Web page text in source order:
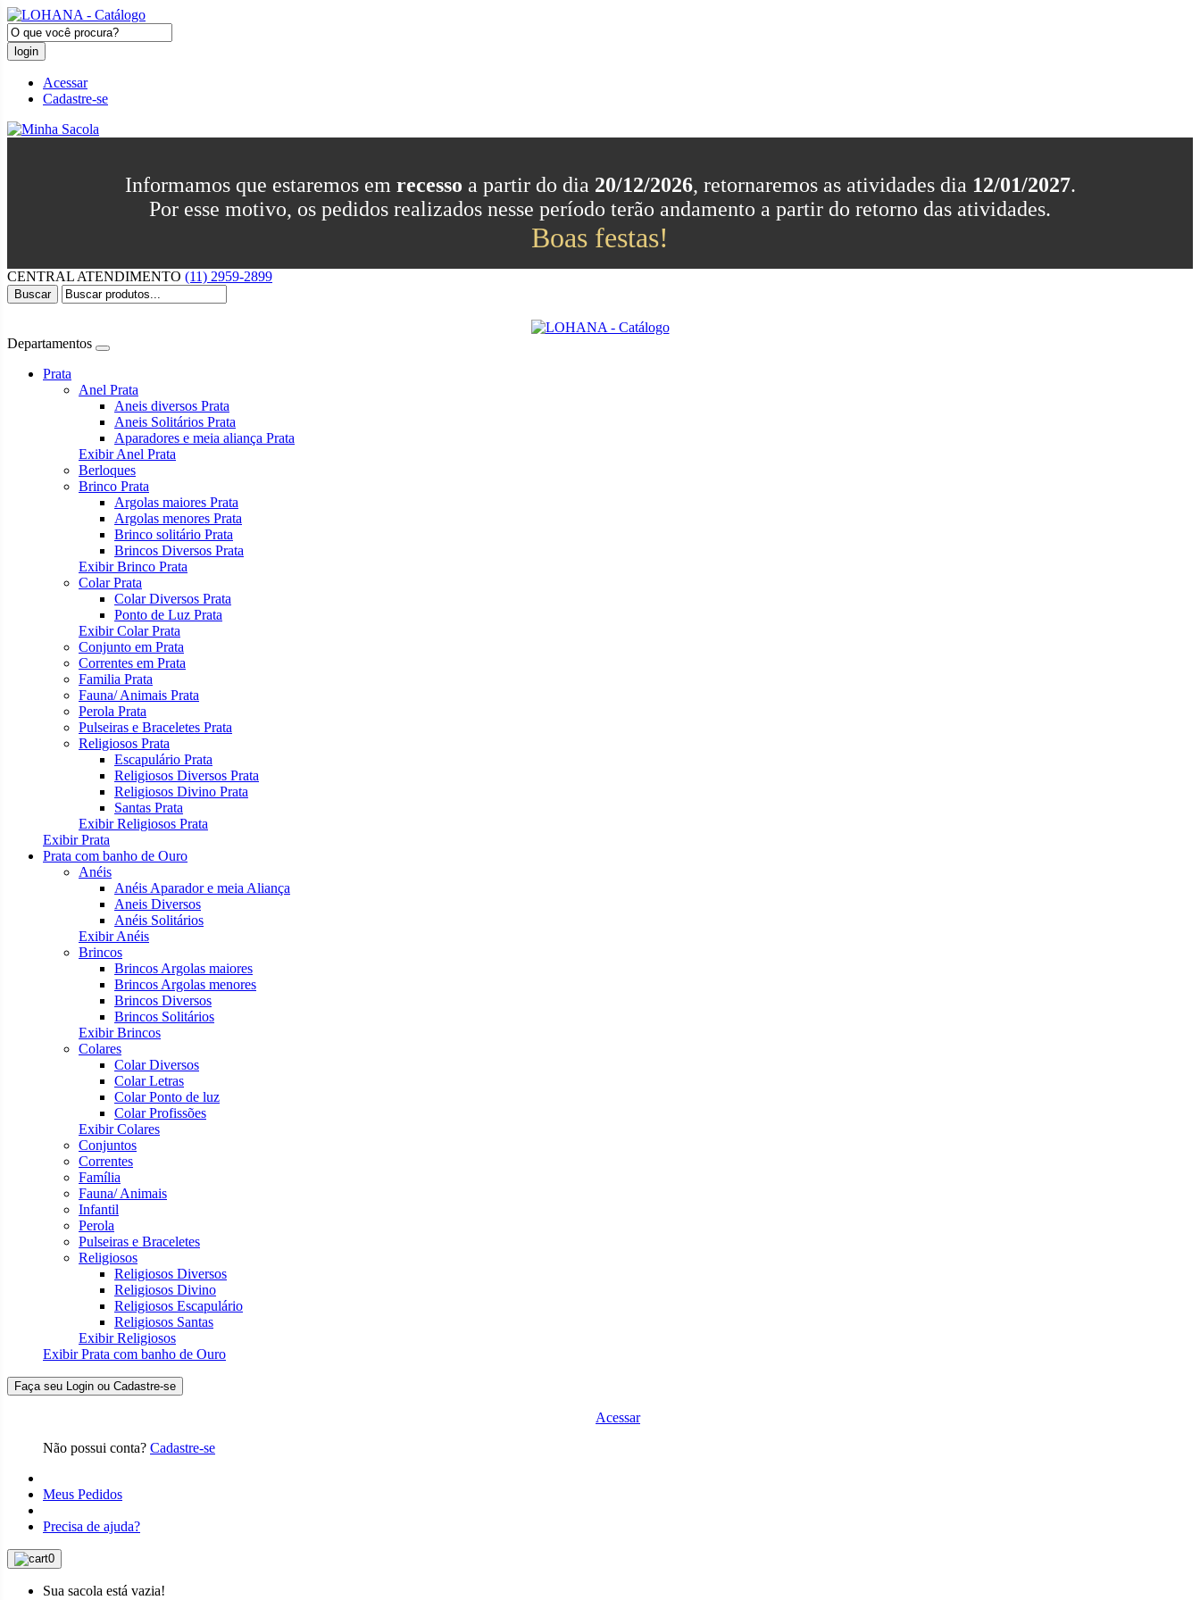
login
Acessar
Cadastre-se
Informamos que estaremos em recesso a partir do dia 20/12/2026, retornaremos as atividades dia 12/01/2027.
Por esse motivo, os pedidos realizados nesse período terão andamento a partir do retorno das atividades.
Boas festas!
CENTRAL ATENDIMENTO (11) 2959-2899
Buscar
Departamentos
Prata
Anel Prata
Aneis diversos Prata
Aneis Solitários Prata
Aparadores e meia aliança Prata
Exibir Anel Prata
Berloques
Brinco Prata
Argolas maiores Prata
Argolas menores Prata
Brinco solitário Prata
Brincos Diversos Prata
Exibir Brinco Prata
Colar Prata
Colar Diversos Prata
Ponto de Luz Prata
Exibir Colar Prata
Conjunto em Prata
Correntes em Prata
Familia Prata
Fauna/ Animais Prata
Perola Prata
Pulseiras e Braceletes Prata
Religiosos Prata
Escapulário Prata
Religiosos Diversos Prata
Religiosos Divino Prata
Santas Prata
Exibir Religiosos Prata
Exibir Prata
Prata com banho de Ouro
Anéis
Anéis Aparador e meia Aliança
Aneis Diversos
Anéis Solitários
Exibir Anéis
Brincos
Brincos Argolas maiores
Brincos Argolas menores
Brincos Diversos
Brincos Solitários
Exibir Brincos
Colares
Colar Diversos
Colar Letras
Colar Ponto de luz
Colar Profissões
Exibir Colares
Conjuntos
Correntes
Família
Fauna/ Animais
Infantil
Perola
Pulseiras e Braceletes
Religiosos
Religiosos Diversos
Religiosos Divino
Religiosos Escapulário
Religiosos Santas
Exibir Religiosos
Exibir Prata com banho de Ouro
Faça seu Login ou Cadastre-se
Acessar
Não possui conta? Cadastre-se
Meus Pedidos
Precisa de ajuda?
0
Sua sacola está vazia!